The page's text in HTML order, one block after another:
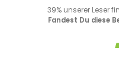
39% unserer Leser
Fandest Du diese